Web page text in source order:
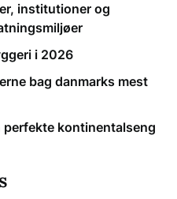
institutioner og
i 2026
bag danmarks mest
kontinentalseng